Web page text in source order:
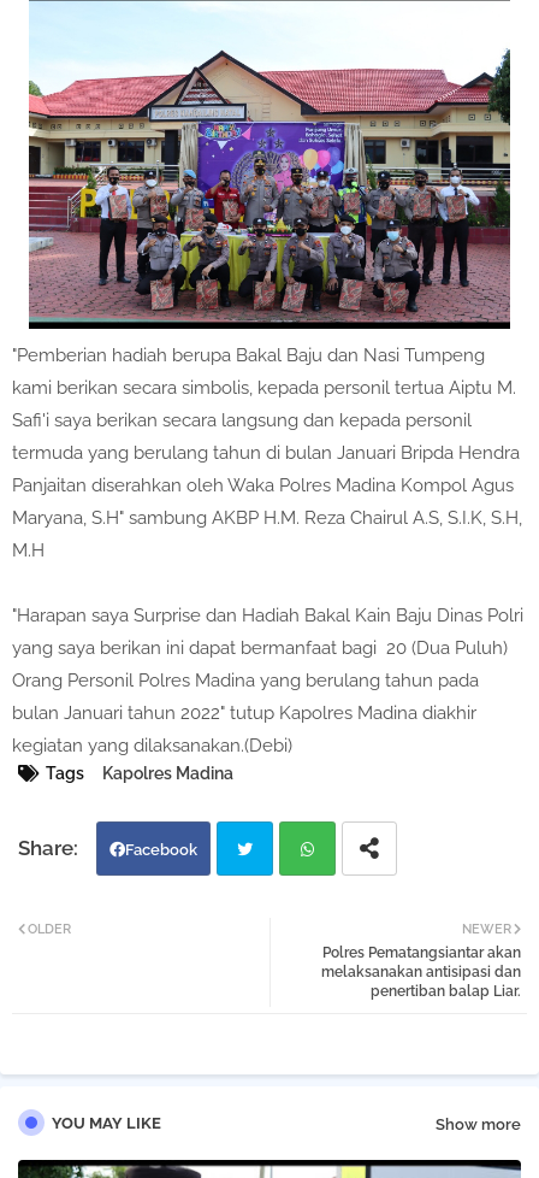
"Pemberian hadiah berupa Bakal Baju dan Nasi Tumpeng
kami berikan secara simbolis, kepada personil tertua Aiptu M.
Safi'i saya berikan secara langsung dan kepada personil
termuda yang berulang tahun di bulan Januari Bripda Hendra
Panjaitan diserahkan oleh Waka Polres Madina Kompol Agus
Maryana, S.H" sambung AKBP H.M. Reza Chairul A.S, S.I.K, S.H,
M.H
"Harapan saya Surprise dan Hadiah Bakal Kain Baju Dinas Polri
yang saya berikan ini dapat bermanfaat bagi 20 (Dua Puluh)
Orang Personil Polres Madina yang berulang tahun pada
bulan Januari tahun 2022" tutup Kapolres Madina diakhir
kegiatan yang dilaksanakan.(Debi)
Tags Kapolres Madina
Facebook
NEWER
Polres Pematangsiantar akan
melaksanakan antisipasi dan
penertiban balap Liar.
OLDER
YOU MAY LIKE Show more